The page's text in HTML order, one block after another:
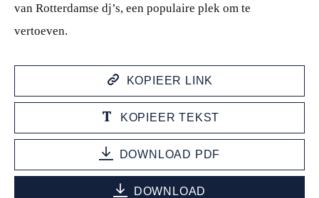
van Rotterdamse dj’s, een populaire plek om te
vertoeven.
KOPIEER LINK
KOPIEER TEKST
DOWNLOAD PDF
DOWNLOAD